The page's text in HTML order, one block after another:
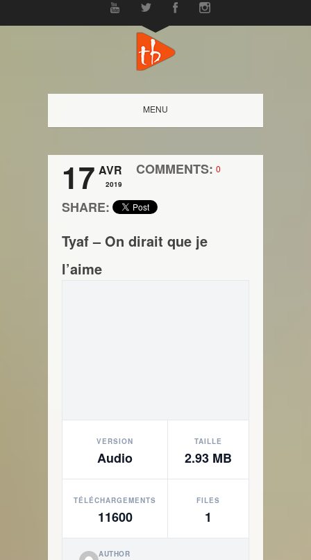
MENU
17 AVR
2019
COMMENTS: 0
SHARE:
Tyaf – On dirait que je
l’aime
VERSION
Audio
TAILLE
2.93 MB
TÉLÉCHARGEMENTS
11600
FILES
1
AUTHOR